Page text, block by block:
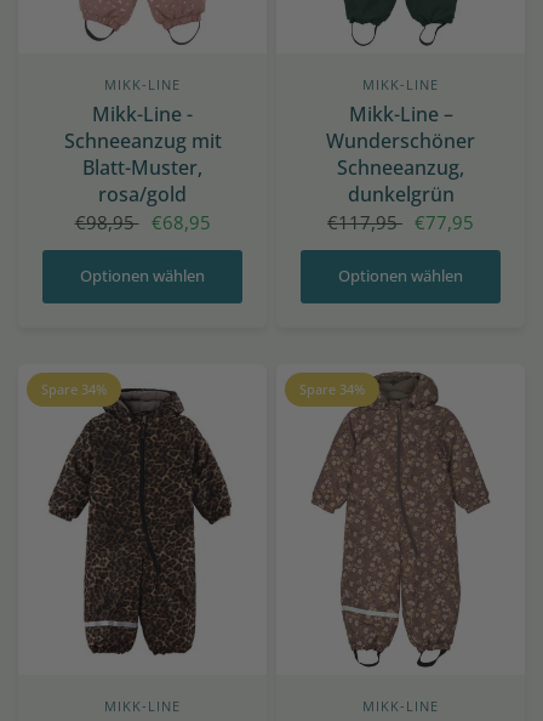
MIKK-LINE
Mikk-Line -
Schneeanzug mit
Blatt-Muster,
rosa/gold
€98,95 €68,95
Optionen wählen
MIKK-LINE
Mikk-Line –
Wunderschöner
Schneeanzug,
dunkelgrün
€117,95 €77,95
Optionen wählen
Spare 34%
MIKK-LINE
Spare 34%
MIKK-LINE